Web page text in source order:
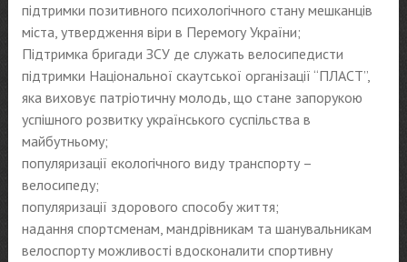
підтримки позитивного психологічного стану мешканців
міста, утвердження віри в Перемогу України;
Підтримка бригади ЗСУ де служать велосипедисти
підтримки Національної скаутської організації “ПЛАСТ”,
яка виховує патріотичну молодь, що стане запорукою
успішного розвитку українського суспільства в
майбутньому;
популяризації екологічного виду транспорту –
велосипеду;
популяризації здорового способу життя;
надання спортсменам, мандрівникам та шанувальникам
велоспорту можливості вдосконалити спортивну